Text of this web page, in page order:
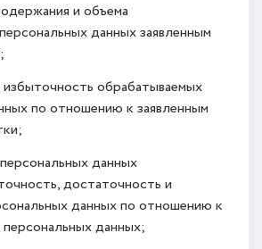
и объема
данных заявленным
обрабатываемых
по отношению к заявленным
данных
достаточность и
данных по отношению к
данных;